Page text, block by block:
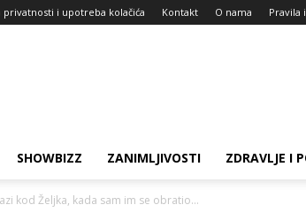
privatnosti i upotreba kolačića Kontakt O nama Pravila
SHOWBIZZ ZANIMLJIVOSTI ZDRAVLJE I
kod Željka, kada sam im se obratio...